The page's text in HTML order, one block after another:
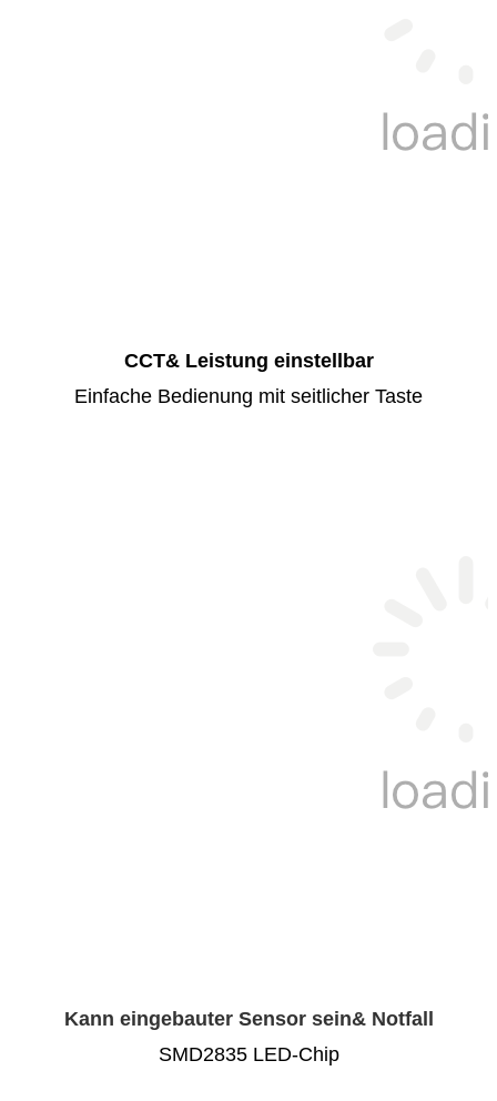
CCT& Leistung einstellbar
Einfache Bedienung mit seitlicher Taste
Kann eingebauter Sensor sein& Notfall
SMD2835 LED-Chip